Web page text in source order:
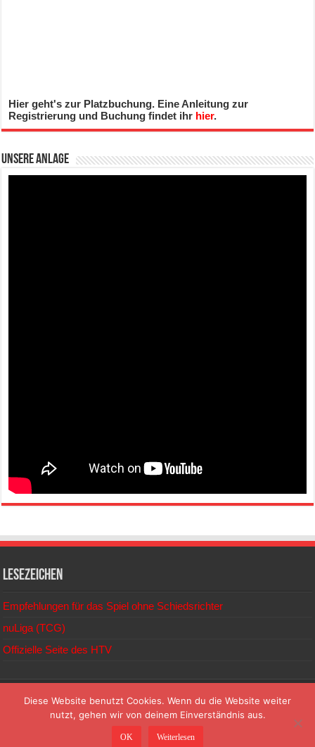
Hier geht's zur Platzbuchung. Eine Anleitung zur
Registrierung und Buchung findet ihr hier.
Unsere Anlage
Lesezeichen
Empfehlungen für das Spiel ohne Schiedsrichter
nuLiga (TCG)
Offizielle Seite des HTV
© 2026
TC Gersprenztal Reinheim e.V. | Mühlstraße | 64354 Reinheim |
Diese Website benutzt Cookies. Wenn du die Website weiter
nutzt, gehen wir von deinem Einverständnis aus.
OK Weiterlesen